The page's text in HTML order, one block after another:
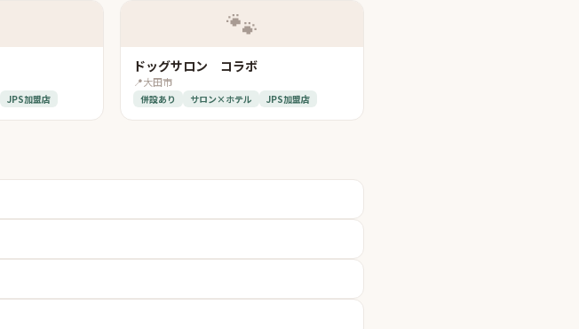
JPS加盟店
🐾
ドッグサロン コラボ
📍大田市
併設あり サロン×ホテル JPS加盟店